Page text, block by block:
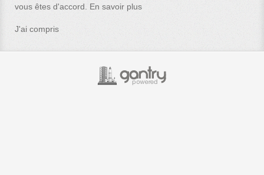
vous êtes d'accord. En savoir plus
J'ai compris